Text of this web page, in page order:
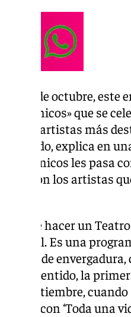
y el 4 de octubre,
únicos» que se
de los artistas más
sentido, explica en
escénicos les pasa
que son los artistas
de hacer un
en él. Es una
de
este sentido, la
de septiembre,
con ‘Toda una